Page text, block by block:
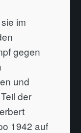
im
gegen
und
der
1942 auf